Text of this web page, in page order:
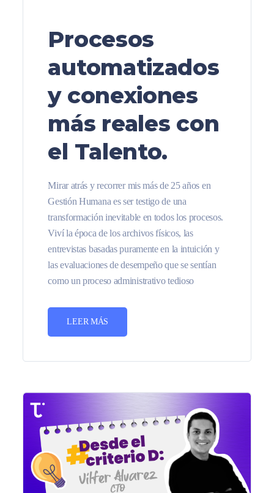
Procesos
automatizados
y conexiones
más reales con
el Talento.
Mirar atrás y recorrer mis más de 25 años en
Gestión Humana es ser testigo de una
transformación inevitable en todos los procesos.
Viví la época de los archivos físicos, las
entrevistas basadas puramente en la intuición y
las evaluaciones de desempeño que se sentían
como un proceso administrativo tedioso
LEER MÁS